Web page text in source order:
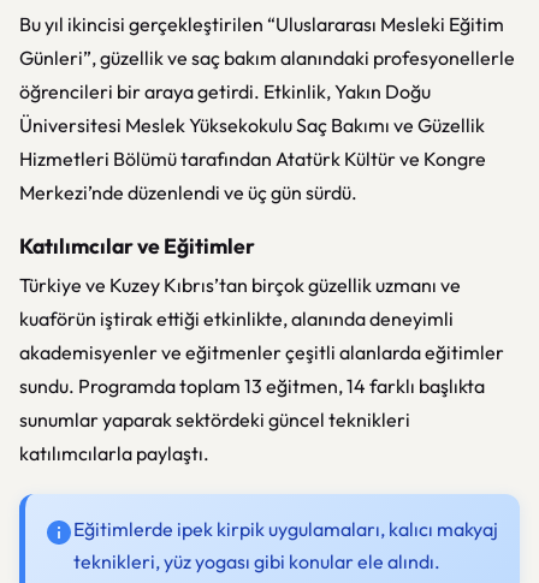
Bu yıl ikincisi gerçekleştirilen “Uluslararası Mesleki Eğitim
Günleri”, güzellik ve saç bakım alanındaki profesyonellerle
öğrencileri bir araya getirdi. Etkinlik,Yakın Doğu
Üniversitesi Meslek Yüksekokulu Saç Bakımı ve Güzellik
Hizmetleri Bölümü tarafından Atatürk Kültür ve Kongre
Merkezi’nde düzenlendi ve üç gün sürdü.
Katılımcılar ve Eğitimler
Türkiye ve Kuzey Kıbrıs’tan birçok güzellik uzmanı ve
kuaförün iştirak ettiği etkinlikte, alanında deneyimli
akademisyenler ve eğitmenler çeşitli alanlarda eğitimler
sundu. Programda toplam 13 eğitmen, 14 farklı başlıkta
sunumlar yaparak sektördeki güncel teknikleri
katılımcılarla paylaştı.
Eğitimlerde ipek kirpik uygulamaları, kalıcı makyaj
teknikleri, yüz yogası gibi konular ele alındı.